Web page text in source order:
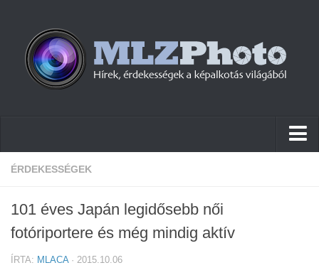
Hírek
Cikkek
Szoftver
ÉRDEKESSÉGEK
101 éves Japán legidősebb női
fotóriportere és még mindig aktív
ÍRTA: MLACA· 2015.10.06